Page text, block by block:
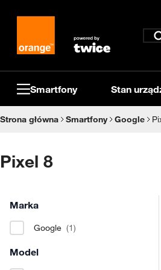
Smartfony Stan
Strona główna Smartfony Google
Pixel 8
Marka
Google (1)
Model